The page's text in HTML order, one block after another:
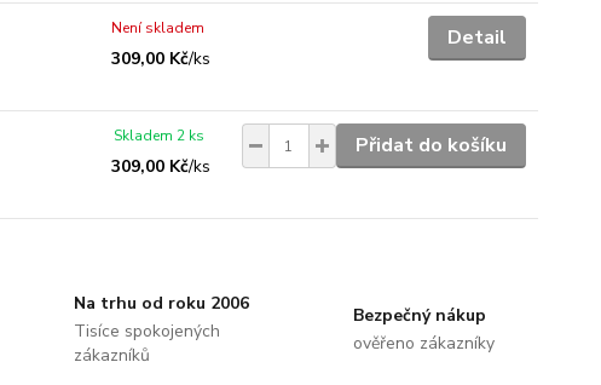
309,00 Kč/ks
Není skladem Detail
309,00 Kč/ks
Skladem 2 ks Přidat do košíku
Na trhu od roku 2006
Tisíce spokojených
zákazníků
Bezpečný nákup
ověřeno zákazníky